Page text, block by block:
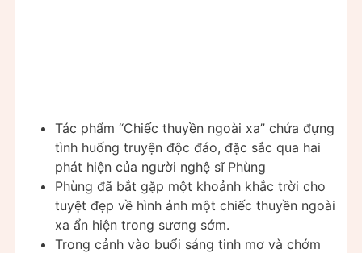
Tác phẩm “Chiếc thuyền ngoài xa” chứa đựng
tình huống truyện độc đáo, đặc sắc qua hai
phát hiện của người nghệ sĩ Phùng
Phùng đã bắt gặp một khoảnh khắc trời cho
tuyệt đẹp về hình ảnh một chiếc thuyền ngoài
xa ẩn hiện trong sương sớm.
Trong cảnh vào buổi sáng tinh mơ và chớm